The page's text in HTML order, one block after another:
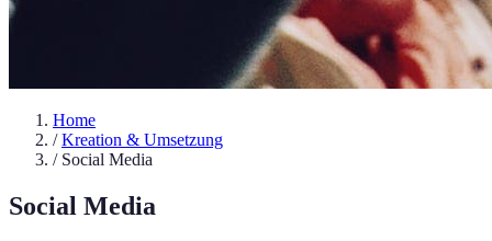
Home
/ Kreation & Umsetzung
/ Social Media
Social Media